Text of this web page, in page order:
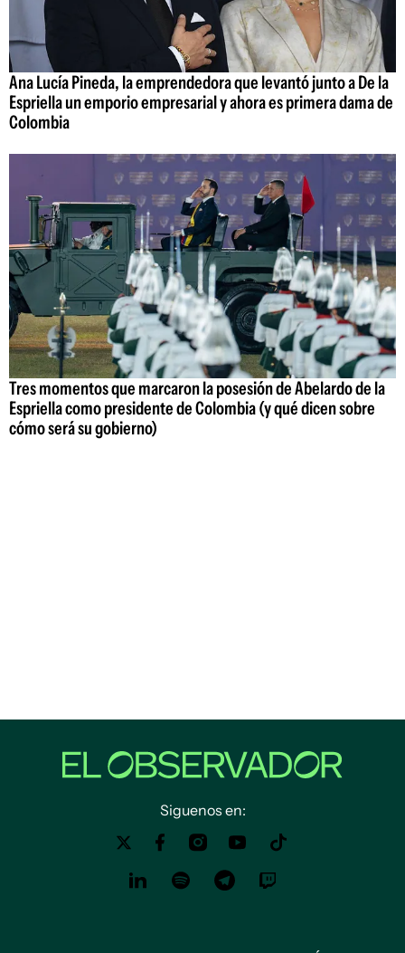
Ana Lucía Pineda, la emprendedora que levantó junto a De la
Espriella un emporio empresarial y ahora es primera dama de
Colombia
Tres momentos que marcaron la posesión de Abelardo de la
Espriella como presidente de Colombia (y qué dicen sobre
cómo será su gobierno)
Siguenos en: